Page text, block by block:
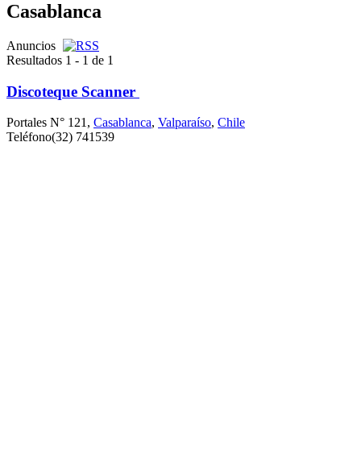
Casablanca
Anuncios
Resultados 1 - 1 de 1
Discoteque Scanner
Portales N° 121, Casablanca, Valparaíso, Chile
Teléfono(32) 741539